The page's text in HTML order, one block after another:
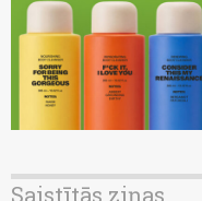
Saistītās ziņas